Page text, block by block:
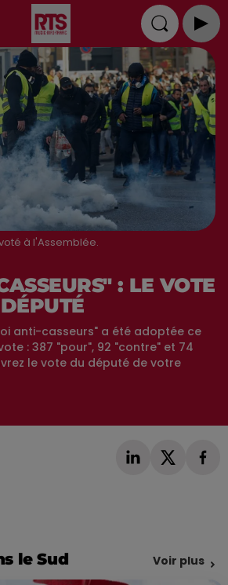
à l'Assemblée.
: LE VOTE
anti-casseurs" a été adoptée ce
: 387 "pour", 92 "contre" et 74
le vote du député de votre
le Sud Voir plus